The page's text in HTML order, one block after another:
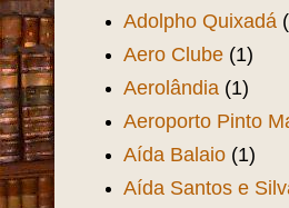
Adolpho Quixadá
Aero Clube (1)
Aerolândia (1)
Aeroporto Pinto
Aída Balaio (1)
Aída Santos e